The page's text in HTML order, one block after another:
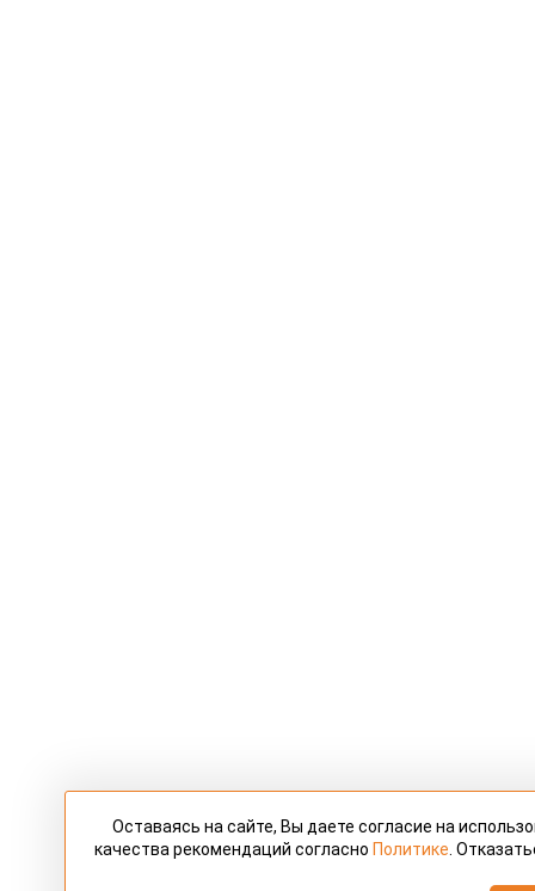
Оставаясь на сайте, Вы даете согласие на
качества рекомендаций согласно Политике .